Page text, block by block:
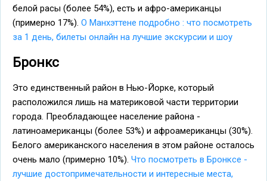
белой расы (более 54%), есть и афро-американцы
(примерно 17%). О Манхэттене подробно : что посмотреть
за 1 день, билеты онлайн на лучшие экскурсии и шоу
Бронкс
Это единственный район в Нью-Йорке, который
расположился лишь на материковой части территории
города. Преобладающее население района -
латиноамериканцы (более 53%) и афроамериканцы (30%).
Белого американского населения в этом районе осталось
очень мало (примерно 10%). Что посмотреть в Бронксе -
лучшие достопримечательности и интересные места,